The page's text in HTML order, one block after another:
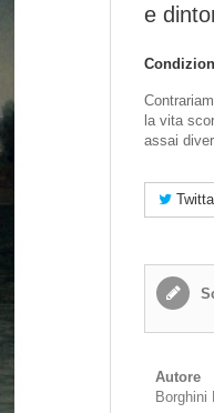
e
la vita
assai
Twitta
Autore
Borghini